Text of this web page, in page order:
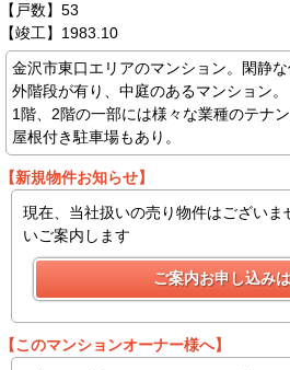
【戸数】53
【竣工】1983.10
金沢市東口エリアのマンション。閑静
外階段が有り、中庭のあるマンション。
1階、2階の一部には様々な業種のテナ
屋根付き駐車場もあり。
【新規物件お知らせ】
現在、当社扱いの売り物件はござい
いご案内します
【このマンションオーナー様へ】